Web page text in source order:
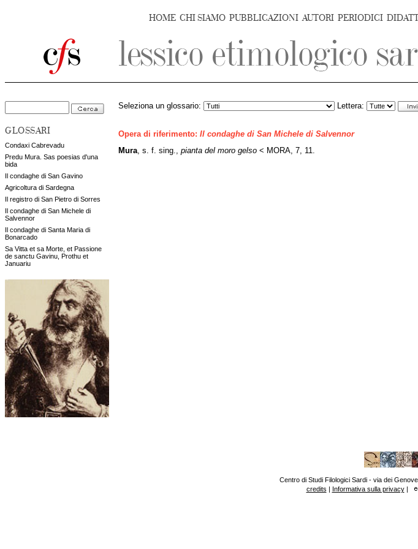
HOME CHI SIAMO PUBBLICAZIONI AUTORI PERIODICI
GLOSSARI
Condaxi Cabrevadu
Predu Mura. Sas poesias d'una
bida
Il condaghe di San Gavino
Agricoltura di Sardegna
Il registro di San Pietro di Sorres
Il condaghe di San Michele di
Salvennor
Il condaghe di Santa Maria di
Bonarcado
Sa Vitta et sa Morte, et Passione
de sanctu Gavinu, Prothu et
Januariu
Seleziona un glossario: Lettera:
Opera di riferimento: Il condaghe di San Michele di Salvennor
Mura , s. f. sing., pianta del moro gelso < MORA, 7, 11.
Centro di Studi Filologici Sardi - via dei
credits | Informativa sulla privacy|